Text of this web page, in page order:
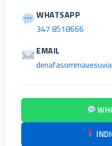
WHATSAPP
347 8518666
EMAIL